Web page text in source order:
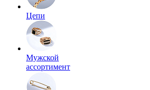
Цепи
Мужской
ассортимент